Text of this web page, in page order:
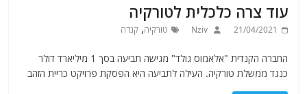
עוד צרה כלכלית לטורקיה
21/04/2021
Nziv טורקיה,קנדה
החברה הקנדית "אלאמוס גולד" מגישה תביעה בסך 1 מיליארד דולר
כנגד ממשלת טורקיה. העילה לתביעה היא הפסקת פרויקט כריית הזהב